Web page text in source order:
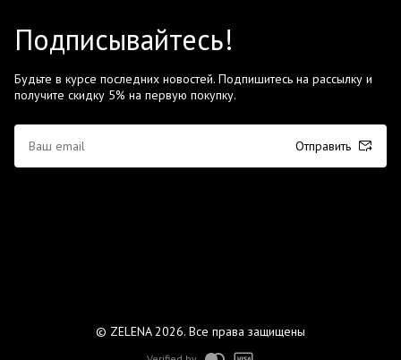
Подписывайтесь!
Будьте в курсе последних новостей. Подпишитесь на рассылку и
получите скидку 5% на первую покупку.
Отправить
© ZELENA 2026. Все права защищены